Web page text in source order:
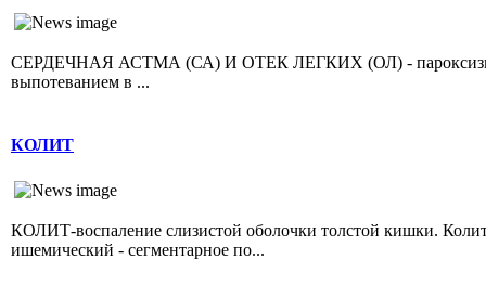
СЕРДЕЧНАЯ АСТМА (СА) И ОТЕК ЛЕГКИХ (ОЛ) -
выпотеванием в ...
КОЛИТ
КОЛИТ-воспаление слизистой оболочки толстой кишки.
ишемический - сегментарное по...